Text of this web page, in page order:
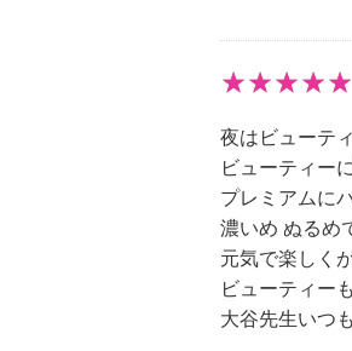
夜はビューテ
ビューティー
プレミアムに
濃いめ ぬるめ
元気で楽しく
ビューティー
大谷先生いつ